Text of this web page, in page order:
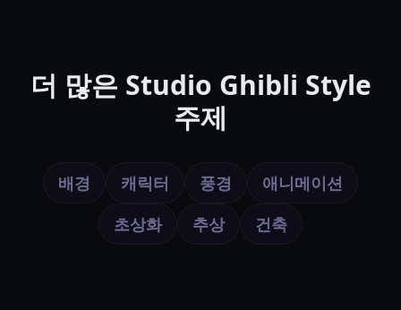
더 많은 Studio Ghibli Style
주제
배경 캐릭터 풍경
애니메이션
초상화
추상 건축